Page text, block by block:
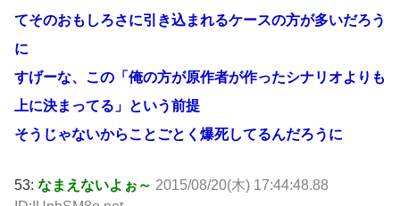
てそのおもしろさに引き込まれるケースの方が多いだろう
に
すげーな、この「俺の方が原作者が作ったシナリオよりも
上に決まってる」という前提
そうじゃないからことごとく爆死してるんだろうに
53: なまえないよぉ～ 2015/08/20(木) 17:44:48.88